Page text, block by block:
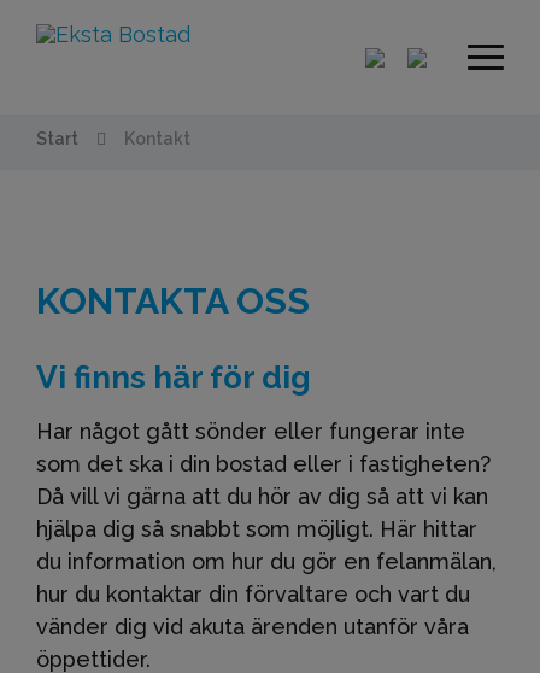
Start Kontakt
KONTAKTA OSS
Vi finns här för dig
Har något gått sönder eller fungerar inte
som det ska i din bostad eller i fastigheten?
Då vill vi gärna att du hör av dig så att vi kan
hjälpa dig så snabbt som möjligt. Här hittar
du information om hur du gör en felanmälan,
hur du kontaktar din förvaltare och vart du
vänder dig vid akuta ärenden utanför våra
öppettider.